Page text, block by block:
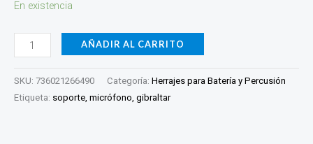
En existencia
AÑADIR AL CARRITO
SKU: 736021266490 Categoría: Herrajes para Batería y Percusión
Etiqueta: soporte, micrófono, gibraltar